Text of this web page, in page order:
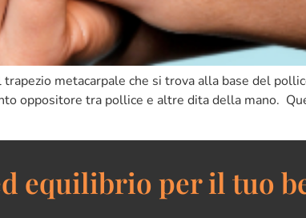
metacarpale che si trova alla base del
oppositore tra pollice e altre dita della mano.
equilibrio per il tuo